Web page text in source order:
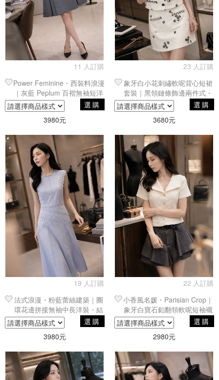
11 人訂購
Power Feminine・西裝料浪漫
｜灰藍 Peplum 百褶無袖短洋
裝・俐落剪裁
選購
3980元
23 人訂購
象牙白小花刺繡軟呢背心短裙
套裝｜黑領鏈條飾邊兩件式・
午茶約會單品
選購
3680元
19 人訂購
法式浪漫・粉藍蕾絲建築｜圈
環花邊拼接無袖中長洋裝・結
構優雅剪裁
選購
3980元
22 人訂購
小香風名媛・Parisian Crop｜
象牙白寶石釦翻領軟呢短袖襯
衫
選購
2980元